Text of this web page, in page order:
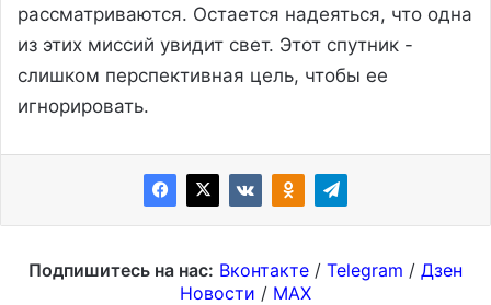
рассматриваются. Остается надеяться, что одна
из этих миссий увидит свет. Этот спутник -
слишком перспективная цель, чтобы ее
игнорировать.
Подпишитесь на нас: Вконтакте / Telegram / Дзен
Новости / MAX